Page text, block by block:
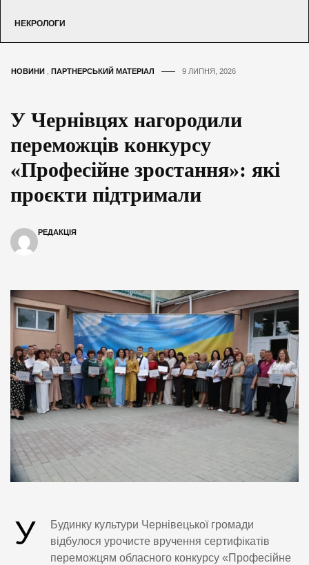
НЕКРОЛОГИ
НОВИНИ ПАРТНЕРСЬКИЙ МАТЕРІАЛ 9 ЛИПНЯ, 2026
У Чернівцях нагородили
переможців конкурсу
«Професійне зростання»: які
проєкти підтримали
РЕДАКЦІЯ
У
Будинку культури Чернівецької громади
відбулося урочисте вручення сертифікатів
переможцям обласного конкурсу «Професійне